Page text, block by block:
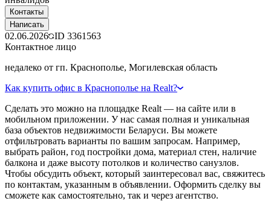
Контакты
Написать
02.06.2026 ID 3361563
Контактное лицо
недалеко от гп. Краснополье, Могилевская область
Как купить офис в Краснополье на Realt?
Сделать это можно на площадке Realt — на сайте или в
мобильном приложении. У нас самая полная и уникальная
база объектов недвижимости Беларуси. Вы можете
отфильтровать варианты по вашим запросам. Например,
выбрать район, год постройки дома, материал стен, наличие
балкона и даже высоту потолков и количество санузлов.
Чтобы обсудить объект, который заинтересовал вас, свяжитесь
по контактам, указанным в объявлении. Оформить сделку вы
сможете как самостоятельно, так и через агентство.